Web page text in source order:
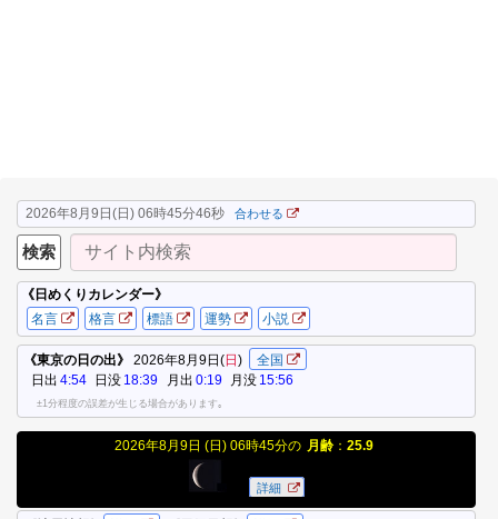
2026年8月9日(日) 06時45分47秒 合わせる